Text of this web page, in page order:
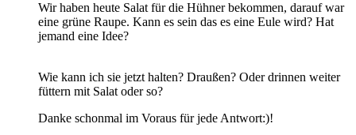
Wir haben heute Salat für die Hühner bekommen, darauf war
eine grüne Raupe. Kann es sein das es eine Eule wird? Hat
jemand eine Idee?
Wie kann ich sie jetzt halten? Draußen? Oder drinnen weiter
füttern mit Salat oder so?
Danke schonmal im Voraus für jede Antwort:)!